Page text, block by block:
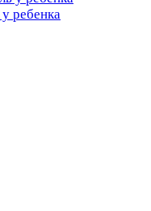
ребенка